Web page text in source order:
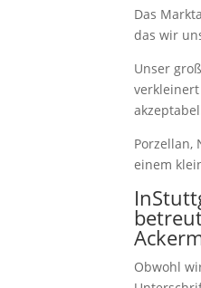
Das
das wir
Unser
Porzellan,
einem
Obwohl